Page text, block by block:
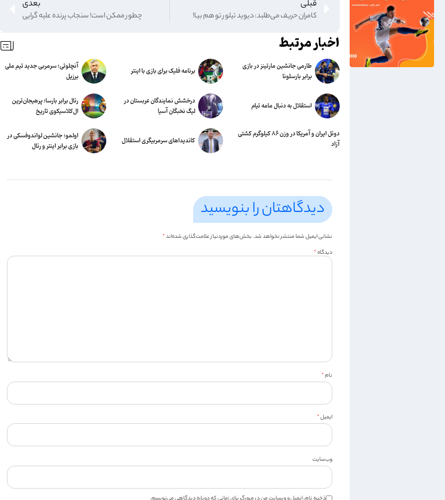
قبلی
کامران حریف می‌طلبد: دیوید تیلور تو هم بیا!
بعدی
چطور ممکن است! سنجاب پرنده علیه گرایی
اخبار مرتبط
طارمی جانشین مارتینز در بازی
برابر بارسلونا
برنامه فلیک برای بازی با اینتر
آنچلوتی؛ سرمربی جدید تیم ملی
برزیل
استقلال به دنبال مامه تیام
درخشش نمایندگان عربستان در
لیگ نخبگان آسیا
رئال برابر بارسا؛ پرهیجان‌‌ترین
ال‌کلاسیکوی تاریخ
دوئل ایران و آمریکا در وزن ۸۶ کیلوگرم کشتی
آزاد
کاندیداهای سرمربیگری استقلال
اولمو؛ جانشین لواندوفسکی در
بازی برابر اینتر و رئال
دیدگاهتان را بنویسید
نشانی ایمیل شما منتشر نخواهد شد.بخش‌های موردنیاز علامت‌گذاری شده‌اند*
دیدگاه*
نام*
ایمیل*
وب‌سایت